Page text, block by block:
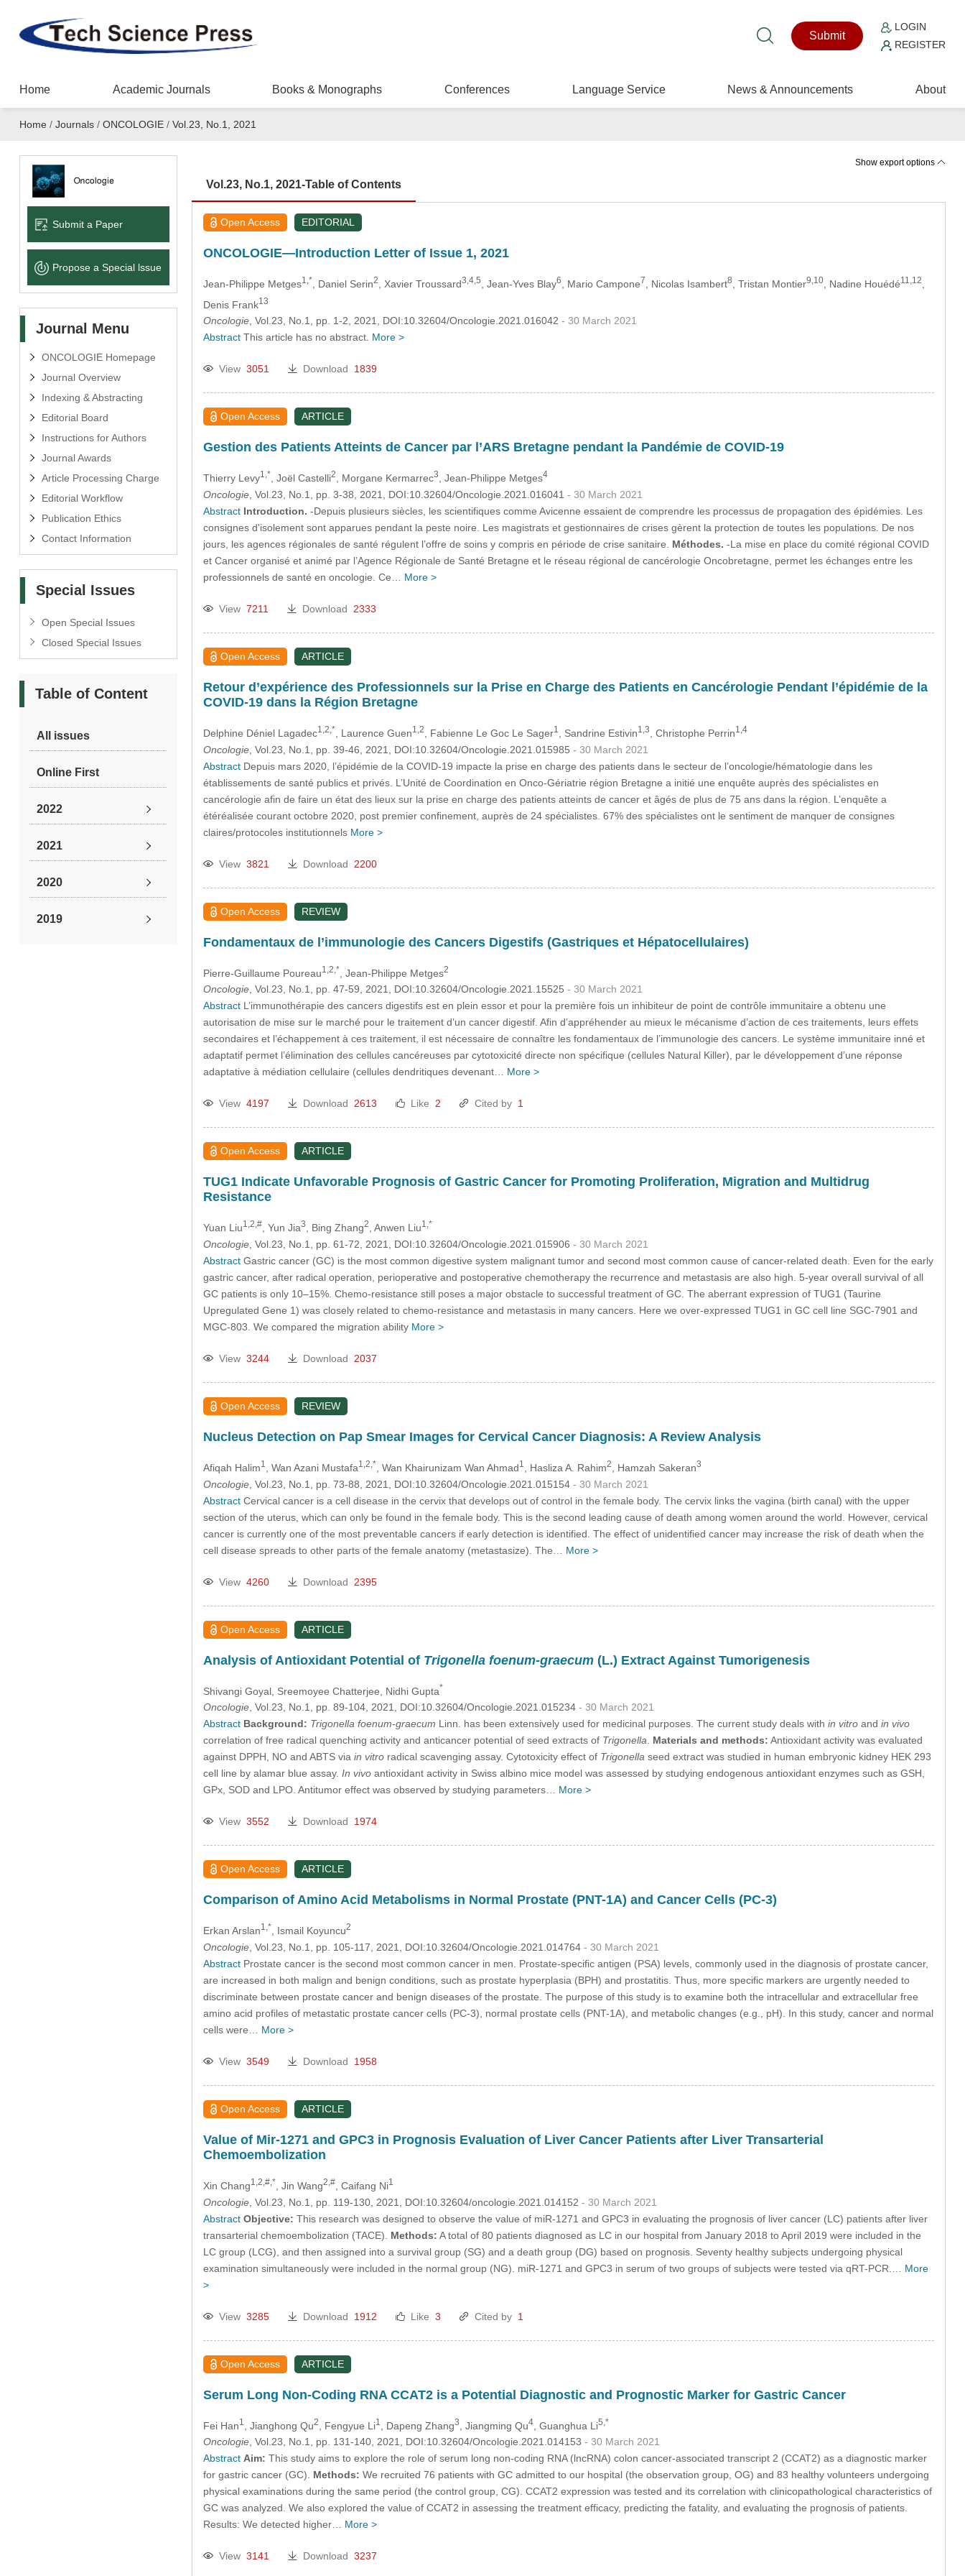
Submit
LOGIN
REGISTER
Home Academic Journals Books & Monographs Conferences Language Service News & Announcements About
Home / Journals/ ONCOLOGIE/ Vol.23, No.1, 2021
Submit a Paper
Propose a Special lssue
Journal Menu
ONCOLOGIE Homepage
Journal Overview
Indexing & Abstracting
Editorial Board
Instructions for Authors
Journal Awards
Article Processing Charge
Editorial Workflow
Publication Ethics
Contact Information
Special Issues
Open Special Issues
Closed Special Issues
Table of Content
All issues
Online First
2022
2021
2020
2019
Show export options
Vol.23, No.1, 2021-Table of Contents
Open Access EDITORIAL
ONCOLOGIE—Introduction Letter of Issue 1, 2021
Jean-Philippe Metges1,* , Daniel Serin2 , Xavier Troussard3,4,5 , Jean-Yves Blay6 , Mario Campone7 , Nicolas Isambert8 , Tristan Montier9,10, Nadine Houédé11,12
Denis Frank13
Oncologie, Vol.23, No.1, pp. 1-2, 2021, DOI:10.32604/Oncologie.2021.016042 - 30 March 2021
AbstractThis article has no abstract. More >
View 3051 Download 1839
Open Access ARTICLE
Gestion des Patients Atteints de Cancer par l’ARS Bretagne pendant la Pandémie de COVID-19
Thierry Levy1,* , Joël Castelli2 , Morgane Kermarrec3 , Jean-Philippe Metges4
Oncologie, Vol.23, No.1, pp. 3-38, 2021, DOI:10.32604/Oncologie.2021.016041 - 30 March 2021
Abstract Introduction. -Depuis plusieurs siècles, les scientifiques comme Avicenne essaient de comprendre les processus de propagation des épidémies. Les
consignes d'isolement sont apparues pendant la peste noire. Les magistrats et gestionnaires de crises gèrent la protection de toutes les populations. De nos
jours, les agences régionales de santé régulent l’offre de soins y compris en période de crise sanitaire. Méthodes. -La mise en place du comité régional COVID
et Cancer organisé et animé par l’Agence Régionale de Santé Bretagne et le réseau régional de cancérologie Oncobretagne, permet les échanges entre les
professionnels de santé en oncologie. Ce… More >
View 7211 Download 2333
Open Access ARTICLE
Retour d’expérience des Professionnels sur la Prise en Charge des Patients en Cancérologie Pendant l’épidémie de la
COVID-19 dans la Région Bretagne
Delphine Déniel Lagadec1,2,* , Laurence Guen1,2 , Fabienne Le Goc Le Sager1 , Sandrine Estivin1,3 , Christophe Perrin1,4
Oncologie, Vol.23, No.1, pp. 39-46, 2021, DOI:10.32604/Oncologie.2021.015985 - 30 March 2021
AbstractDepuis mars 2020, l’épidémie de la COVID-19 impacte la prise en charge des patients dans le secteur de l’oncologie/hématologie dans les
établissements de santé publics et privés. L’Unité de Coordination en Onco-Gériatrie région Bretagne a initié une enquête auprès des spécialistes en
cancérologie afin de faire un état des lieux sur la prise en charge des patients atteints de cancer et âgés de plus de 75 ans dans la région. L’enquête a
étéréalisée courant octobre 2020, post premier confinement, auprès de 24 spécialistes. 67% des spécialistes ont le sentiment de manquer de consignes
claires/protocoles institutionnels More >
View 3821 Download 2200
Open Access REVIEW
Fondamentaux de l’immunologie des Cancers Digestifs (Gastriques et Hépatocellulaires)
Pierre-Guillaume Poureau1,2,* , Jean-Philippe Metges2
Oncologie, Vol.23, No.1, pp. 47-59, 2021, DOI:10.32604/Oncologie.2021.15525 - 30 March 2021
AbstractL’immunothérapie des cancers digestifs est en plein essor et pour la première fois un inhibiteur de point de contrôle immunitaire a obtenu une
autorisation de mise sur le marché pour le traitement d’un cancer digestif. Afin d’appréhender au mieux le mécanisme d’action de ces traitements, leurs effets
secondaires et l’échappement à ces traitement, il est nécessaire de connaître les fondamentaux de l’immunologie des cancers. Le système immunitaire inné et
adaptatif permet l’élimination des cellules cancéreuses par cytotoxicité directe non spécifique (cellules Natural Killer), par le développement d’une réponse
adaptative à médiation cellulaire (cellules dendritiques devenant… More >
View 4197 Download 2613 Like 2 Cited by 1
Open Access ARTICLE
TUG1 Indicate Unfavorable Prognosis of Gastric Cancer for Promoting Proliferation, Migration and Multidrug
Resistance
Yuan Liu1,2,#, Yun Jia3 , Bing Zhang2 , Anwen Liu1,*
Oncologie, Vol.23, No.1, pp. 61-72, 2021, DOI:10.32604/Oncologie.2021.015906 - 30 March 2021
AbstractGastric cancer (GC) is the most common digestive system malignant tumor and second most common cause of cancer-related death. Even for the early
gastric cancer, after radical operation, perioperative and postoperative chemotherapy the recurrence and metastasis are also high. 5-year overall survival of all
GC patients is only 10–15%. Chemo-resistance still poses a major obstacle to successful treatment of GC. The aberrant expression of TUG1 (Taurine
Upregulated Gene 1) was closely related to chemo-resistance and metastasis in many cancers. Here we over-expressed TUG1 in GC cell line SGC-7901 and
MGC-803. We compared the migration ability More >
View 3244 Download 2037
Open Access REVIEW
Nucleus Detection on Pap Smear Images for Cervical Cancer Diagnosis: A Review Analysis
Afiqah Halim1 , Wan Azani Mustafa1,2,* , Wan Khairunizam Wan Ahmad1 , Hasliza A. Rahim2 , Hamzah Sakeran3
Oncologie, Vol.23, No.1, pp. 73-88, 2021, DOI:10.32604/Oncologie.2021.015154 - 30 March 2021
AbstractCervical cancer is a cell disease in the cervix that develops out of control in the female body. The cervix links the vagina (birth canal) with the upper
section of the uterus, which can only be found in the female body. This is the second leading cause of death among women around the world. However, cervical
cancer is currently one of the most preventable cancers if early detection is identified. The effect of unidentified cancer may increase the risk of death when the
cell disease spreads to other parts of the female anatomy (metastasize). The… More >
View 4260 Download 2395
Open Access ARTICLE
Analysis of Antioxidant Potential of Trigonella foenum-graecum(L.) Extract Against Tumorigenesis
Shivangi Goyal, Sreemoyee Chatterjee , Nidhi Gupta*
Oncologie, Vol.23, No.1, pp. 89-104, 2021, DOI:10.32604/Oncologie.2021.015234 - 30 March 2021
Abstract Background: Trigonella foenum-graecum Linn. has been extensively used for medicinal purposes. The current study deals with in vitroand in vivo
correlation of free radical quenching activity and anticancer potential of seed extracts of Trigonella. Materials and methods: Antioxidant activity was evaluated
against DPPH, NO and ABTS via in vitroradical scavenging assay. Cytotoxicity effect of Trigonellaseed extract was studied in human embryonic kidney HEK 293
cell line by alamar blue assay. In vivoantioxidant activity in Swiss albino mice model was assessed by studying endogenous antioxidant enzymes such as GSH,
GPx, SOD and LPO. Antitumor effect was observed by studying parameters… More >
View 3552 Download 1974
Open Access ARTICLE
Comparison of Amino Acid Metabolisms in Normal Prostate (PNT-1A) and Cancer Cells (PC-3)
Erkan Arslan1,* , Ismail Koyuncu2
Oncologie, Vol.23, No.1, pp. 105-117, 2021, DOI:10.32604/Oncologie.2021.014764 - 30 March 2021
AbstractProstate cancer is the second most common cancer in men. Prostate-specific antigen (PSA) levels, commonly used in the diagnosis of prostate cancer,
are increased in both malign and benign conditions, such as prostate hyperplasia (BPH) and prostatitis. Thus, more specific markers are urgently needed to
discriminate between prostate cancer and benign diseases of the prostate. The purpose of this study is to examine both the intracellular and extracellular free
amino acid profiles of metastatic prostate cancer cells (PC-3), normal prostate cells (PNT-1A), and metabolic changes (e.g., pH). In this study, cancer and normal
cells were… More >
View 3549 Download 1958
Open Access ARTICLE
Value of Mir-1271 and GPC3 in Prognosis Evaluation of Liver Cancer Patients after Liver Transarterial
Chemoembolization
Xin Chang1,2,#,* , Jin Wang2,#, Caifang Ni1
Oncologie, Vol.23, No.1, pp. 119-130, 2021, DOI:10.32604/oncologie.2021.014152 - 30 March 2021
Abstract Objective: This research was designed to observe the value of miR-1271 and GPC3 in evaluating the prognosis of liver cancer (LC) patients after liver
transarterial chemoembolization (TACE). Methods: A total of 80 patients diagnosed as LC in our hospital from January 2018 to April 2019 were included in the
LC group (LCG), and then assigned into a survival group (SG) and a death group (DG) based on prognosis. Seventy healthy subjects undergoing physical
examination simultaneously were included in the normal group (NG). miR-1271 and GPC3 in serum of two groups of subjects were tested via qRT-PCR.… More
>
View 3285 Download 1912 Like 3 Cited by 1
Open Access ARTICLE
Serum Long Non-Coding RNA CCAT2 is a Potential Diagnostic and Prognostic Marker for Gastric Cancer
Fei Han1 , Jianghong Qu2 , Fengyue Li1 , Dapeng Zhang3 , Jiangming Qu4, Guanghua Li5,*
Oncologie, Vol.23, No.1, pp. 131-140, 2021, DOI:10.32604/Oncologie.2021.014153 - 30 March 2021
Abstract Aim: This study aims to explore the role of serum long non-coding RNA (lncRNA) colon cancer-associated transcript 2 (CCAT2) as a diagnostic marker
for gastric cancer (GC). Methods: We recruited 76 patients with GC admitted to our hospital (the observation group, OG) and 83 healthy volunteers undergoing
physical examinations during the same period (the control group, CG). CCAT2 expression was tested and its correlation with clinicopathological characteristics of
GC was analyzed. We also explored the value of CCAT2 in assessing the treatment efficacy, predicting the fatality, and evaluating the prognosis of patients.
Results: We detected higher… More >
View 3141 Download 3237